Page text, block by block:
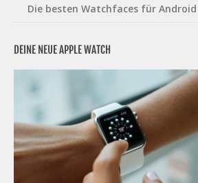
Die besten Watchfaces für Android
DEINE NEUE APPLE WATCH